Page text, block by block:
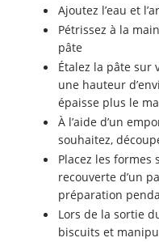
Ajoutez l’eau et
Pétrissez à la
pâte
Étalez la pâte sur
une hauteur
épaisse plus le
À l’aide d’un
souhaitez,
Placez les formes
recouverte d’un
préparation
Lors de la sortie
biscuits et